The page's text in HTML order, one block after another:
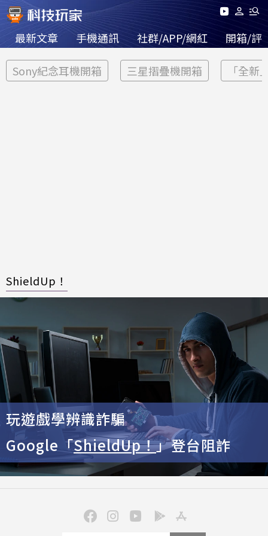
最新文章 手機通訊 社群/APP/網紅 開箱/評
Sony紀念耳機開箱 三星摺疊機開箱 「全新
ShieldUp！
玩遊戲學辨識詐騙
Google「ShieldUp！」登台阻詐